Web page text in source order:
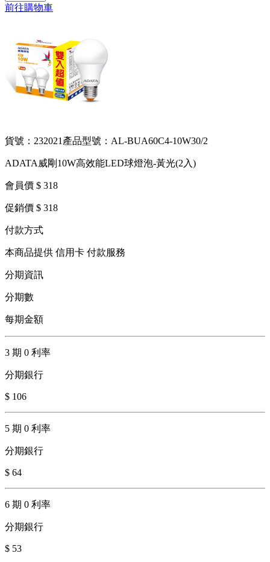
前往購物車
貨號：232021 產品型號：AL-BUA60C4-10W30/2
ADATA威剛10W高效能LED球燈泡-黃光(2入)
會員價 $ 318
促銷價 $ 318
付款方式
本商品提供 信用卡 付款服務
分期資訊
分期數
每期金額
3 期 0 利率
分期銀行
$ 106
5 期 0 利率
分期銀行
$ 64
6 期 0 利率
分期銀行
$ 53